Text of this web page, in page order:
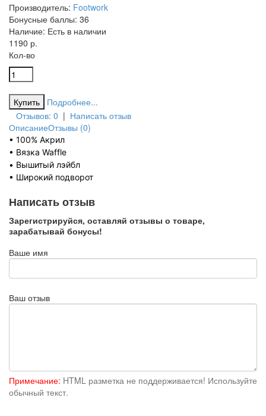
Производитель: Footwork
Бонусные баллы: 36
Наличие: Есть в наличии
1190 р.
Кол-во
Подробнее...
Отзывов: 0 | Написать отзыв
ОписаниеОтзывы (0)
• 100% Акрил
• Вязка Waffle
• Вышитый лэйбл
• Широкий подворот
Написать отзыв
Зарегистрируйся, оставляй отзывы о товаре,
зарабатывай бонусы!
Ваше имя
Ваш отзыв
Примечание: HTML разметка не поддерживается! Используйте
обычный текст.